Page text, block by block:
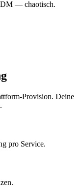
DM — chaotisch.
Provision. Deine
pro Service.